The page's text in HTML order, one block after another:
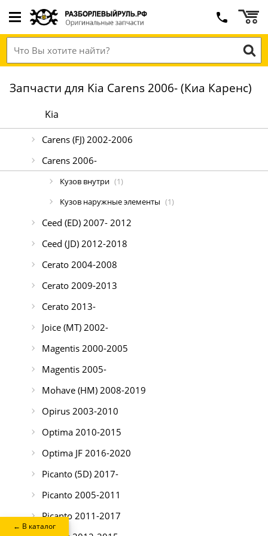
← В каталог
Запчасти для Kia Carens 2006- (Киа Каренс)
Kia
Carens (FJ) 2002-2006
Carens 2006-
Кузов внутри (1)
Кузов наружные элементы (1)
Ceed (ED) 2007- 2012
Ceed (JD) 2012-2018
Cerato 2004-2008
Cerato 2009-2013
Cerato 2013-
Joice (MT) 2002-
Magentis 2000-2005
Magentis 2005-
Mohave (HM) 2008-2019
Opirus 2003-2010
Optima 2010-2015
Optima JF 2016-2020
Picanto (5D) 2017-
Picanto 2005-2011
Picanto 2011-2017